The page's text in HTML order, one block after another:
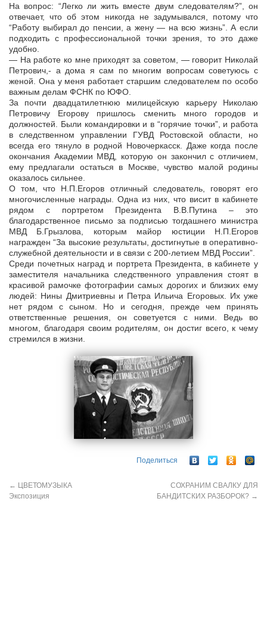
На вопрос: “Легко ли жить вместе двум следователям?”, он
отвечает, что об этом никогда не задумывался, потому что
“Работу выбирал до пенсии, а жену — на всю жизнь”. А если
подходить с профессиональной точки зрения, то это даже
удобно.
— На работе ко мне приходят за советом, — говорит Николай
Петрович,- а дома я сам по многим вопросам советуюсь с
женой. Она у меня работает старшим следователем по особо
важным делам ФСНК по ЮФО.
За почти двадцатилетнюю милицейскую карьеру Николаю
Петровичу Егорову пришлось сменить много городов и
должностей. Были командировки и в “горячие точки”, и работа
в следственном управлении ГУВД Ростовской области, но
всегда его тянуло в родной Новочеркасск. Даже когда после
окончания Академии МВД, которую он закончил с отличием,
ему предлагали остаться в Москве, чувство малой родины
оказалось сильнее.
О том, что Н.П.Егоров отличный следователь, говорят его
многочисленные награды. Одна из них, что висит в кабинете
рядом с портретом Президента В.В.Путина – это
благодарственное письмо за подписью тогдашнего министра
МВД Б.Грызлова, которым майор юстиции Н.П.Егоров
награжден “За высокие результаты, достигнутые в оперативно-
служебной деятельности и в связи с 200-летием МВД России”.
Среди почетных наград и портрета Президента, в кабинете у
заместителя начальника следственного управления стоят в
красивой рамочке фотографии самых дорогих и близких ему
людей: Нины Дмитриевны и Петра Ильича Егоровых. Их уже
нет рядом с сыном. Но и сегодня, прежде чем принять
ответственные решения, он советуется с ними. Ведь во
многом, благодаря своим родителям, он достиг всего, к чему
стремился в жизни.
Поделиться
← ЦВЕТОМУЗЫКА
Экспозиция
СОХРАНИМ СВАЛКУ ДЛЯ
БАНДИТСКИХ РАЗБОРОК? →